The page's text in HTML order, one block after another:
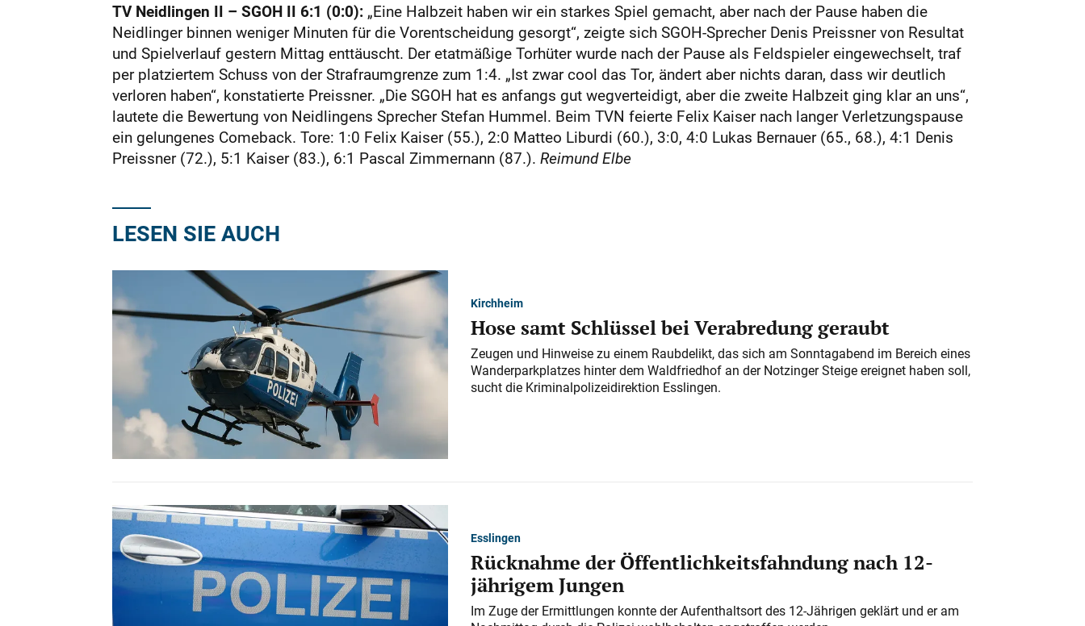
TV Neidlingen II – SGOH II 6:1 (0:0): „Eine Halbzeit haben wir ein starkes Spiel gemacht, aber nach der Pause haben die
Neidlinger binnen weniger Minuten für die Vorentscheidung gesorgt“, zeigte sich SGOH-Sprecher Denis Preissner von Resultat
und Spielverlauf gestern Mittag enttäuscht. Der etatmäßige Torhüter wurde nach der Pause als Feldspieler eingewechselt, traf
per platziertem Schuss von der Strafraumgrenze zum 1:4. „Ist zwar cool das Tor, ändert aber nichts daran, dass wir deutlich
verloren haben“, konstatierte Preissner. „Die SGOH hat es anfangs gut wegverteidigt, aber die zweite Halbzeit ging klar an uns“,
lautete die Bewertung von Neidlingens Sprecher Stefan Hummel. Beim TVN feierte Felix Kaiser nach langer Verletzungspause
ein gelungenes Comeback. Tore: 1:0 Felix Kaiser (55.), 2:0 Matteo Liburdi (60.), 3:0, 4:0 Lukas Bernauer (65., 68.), 4:1 Denis
Preissner (72.), 5:1 Kaiser (83.), 6:1 Pascal Zimmernann (87.). Reimund Elbe
LESEN SIE AUCH
Kirchheim
Hose samt Schlüssel bei Verabredung geraubt
Zeugen und Hinweise zu einem Raubdelikt, das sich am Sonntagabend im Bereich eines
Wanderparkplatzes hinter dem Waldfriedhof an der Notzinger Steige ereignet haben soll,
sucht die Kriminalpolizeidirektion Esslingen.
Esslingen
Rücknahme der Öffentlichkeitsfahndung nach 12-
jährigem Jungen
Im Zuge der Ermittlungen konnte der Aufenthaltsort des 12-Jährigen geklärt und er am